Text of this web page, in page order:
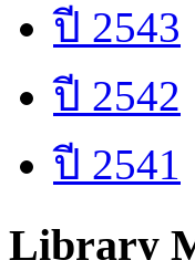
ปี 2543
ปี 2542
ปี 2541
Library